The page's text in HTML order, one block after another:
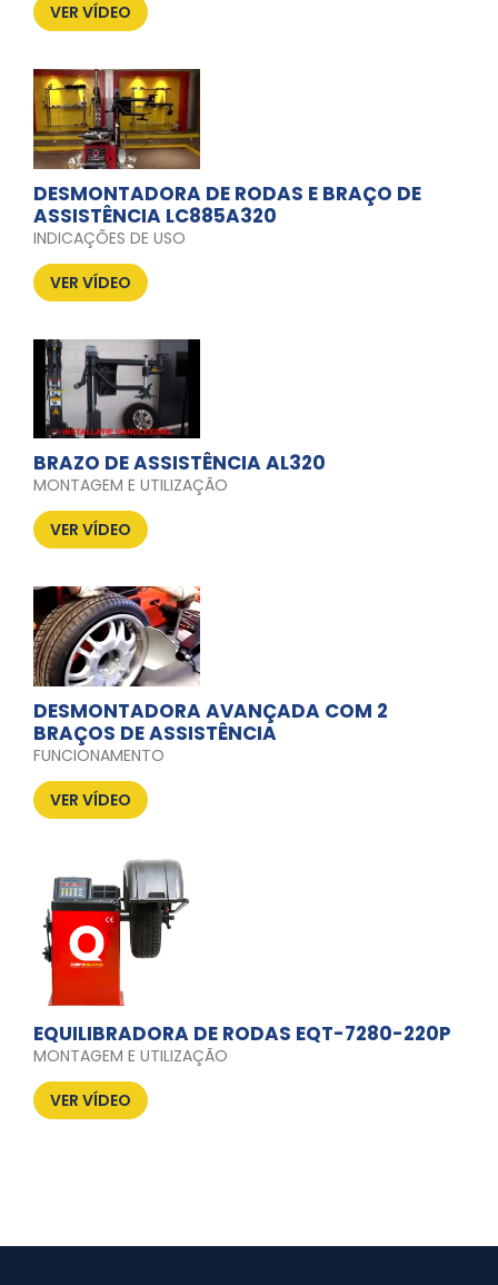
VER VÍDEO
DESMONTADORA DE RODAS E BRAÇO DE
ASSISTÊNCIA LC885A320
INDICAÇÕES DE USO
VER VÍDEO
BRAZO DE ASSISTÊNCIA AL320
MONTAGEM E UTILIZAÇÃO
VER VÍDEO
DESMONTADORA AVANÇADA COM 2
BRAÇOS DE ASSISTÊNCIA
FUNCIONAMENTO
VER VÍDEO
EQUILIBRADORA DE RODAS EQT-7280-220P
MONTAGEM E UTILIZAÇÃO
VER VÍDEO